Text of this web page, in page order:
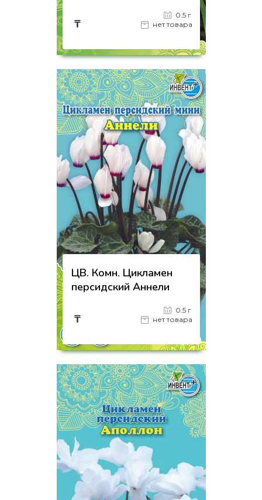
₸
0.5 г
нет товара
на страницу товара
ЦВ. Комн. Цикламен
персидский Аннели
₸
0.5 г
нет товара
на страницу товара